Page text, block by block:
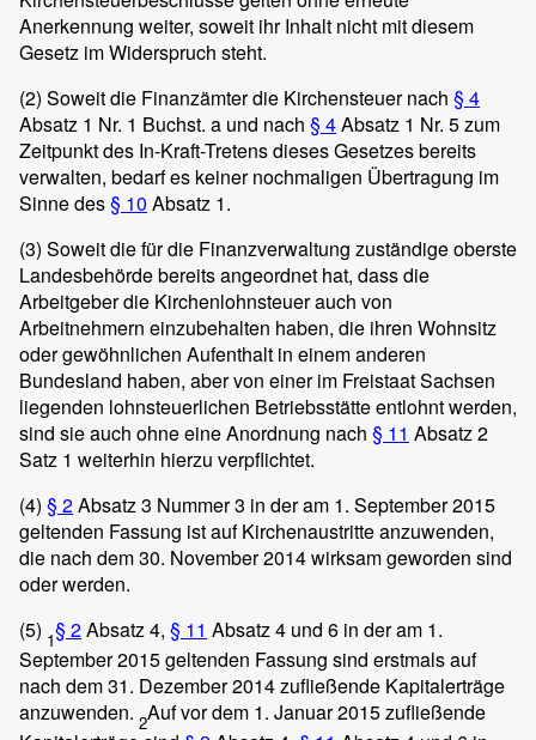
Anerkennung weiter, soweit ihr Inhalt nicht mit diesem
Gesetz im Widerspruch steht.
(2) Soweit die Finanzämter die Kirchensteuer nach § 4
Absatz 1 Nr. 1 Buchst. a und nach § 4Absatz 1 Nr. 5 zum
Zeitpunkt des In-Kraft-Tretens dieses Gesetzes bereits
verwalten, bedarf es keiner nochmaligen Übertragung im
Sinne des§ 10 Absatz 1.
(3) Soweit die für die Finanzverwaltung zuständige oberste
Landesbehörde bereits angeordnet hat, dass die
Arbeitgeber die Kirchenlohnsteuer auch von
Arbeitnehmern einzubehalten haben, die ihren Wohnsitz
oder gewöhnlichen Aufenthalt in einem anderen
Bundesland haben, aber von einer im Freistaat Sachsen
liegenden lohnsteuerlichen Betriebsstätte entlohnt werden,
sind sie auch ohne eine Anordnung nach § 11 Absatz 2
Satz 1 weiterhin hierzu verpflichtet.
(4) § 2Absatz 3 Nummer 3 in der am 1. September 2015
geltenden Fassung ist auf Kirchenaustritte anzuwenden,
die nach dem 30. November 2014 wirksam geworden sind
oder werden.
(5) 1§ 2Absatz 4, § 11 Absatz 4 und 6 in der am 1.
September 2015 geltenden Fassung sind erstmals auf
nach dem 31. Dezember 2014 zufließende Kapitalerträge
anzuwenden. 2Auf vor dem 1. Januar 2015 zufließende